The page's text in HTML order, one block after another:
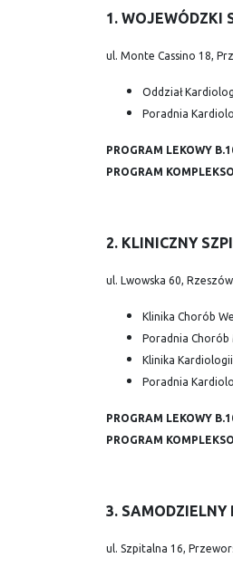
1. WOJEWÓDZKI
ul. Monte Cassino 18,
Oddział
Poradnia
PROGRAM LEKOWY
PROGRAM
2. KLINICZNY
ul. Lwowska 60, Rzeszów
Klinika Chorób
Poradnia Chorób
Klinika
Poradnia
PROGRAM LEKOWY
PROGRAM
3. SAMODZIELNY
ul. Szpitalna 16,